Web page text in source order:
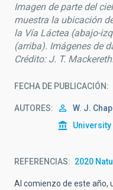
Imagen de parte del
muestra la ubicación
la Vía Láctea (abajo-
(arriba). Imágenes de
Crédito: J. T. Mackereth.
FECHA DE PUBLICACIÓN
AUTORES
W. J.
REFERENCIAS 2020
Al comienzo de este año,